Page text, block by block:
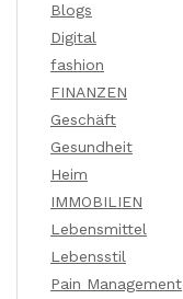
Blogs
Digital
fashion
FINANZEN
Geschäft
Gesundheit
Heim
IMMOBILIEN
Lebensmittel
Lebensstil
Pain Management